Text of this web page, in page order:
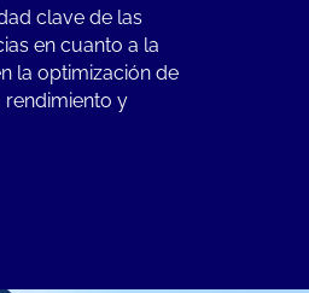
clave de las
en cuanto a la
la optimización de
rendimiento y